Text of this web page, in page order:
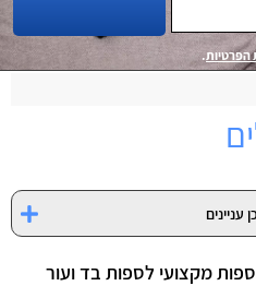
הפרטיות.
מקצועי לספות בד ועור